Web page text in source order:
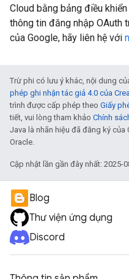
Cloud bằng bảng điều
thông tin đăng nhập OAuth
của Google, hãy liên hệ với
Trừ phi có lưu ý khác, nội dung
phép ghi nhận tác giả 4.0 của
trình được cấp phép theo Giấy
tiết, vui lòng tham khảo Chính
Java là nhãn hiệu đã đăng ký
Oracle.
Cập nhật lần gần đây nhất: 2025-
Blog
Thư viện ứng dụng
Discord